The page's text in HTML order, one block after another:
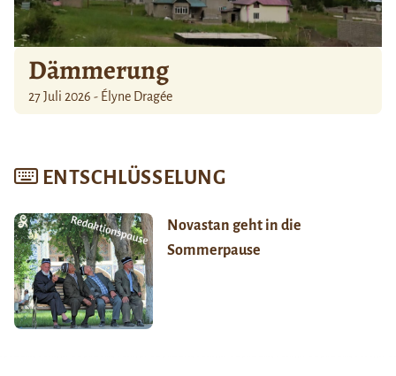
Dämmerung
27 Juli 2026 - Élyne Dragée
ENTSCHLÜSSELUNG
Novastan geht in die
Sommerpause